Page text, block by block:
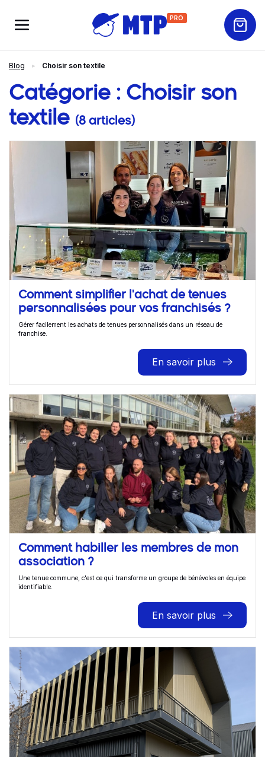
PRO
Blog Choisir son textile
Catégorie : Choisir son
textile (8 articles)
Comment simplifier l'achat de tenues
personnalisées pour vos franchisés ?
Gérer facilement les achats de tenues personnalisés dans un réseau de
franchise.
En savoir plus
Comment habiller les membres de mon
association ?
Une tenue commune, c'est ce qui transforme un groupe de bénévoles en équipe
identifiable.
En savoir plus